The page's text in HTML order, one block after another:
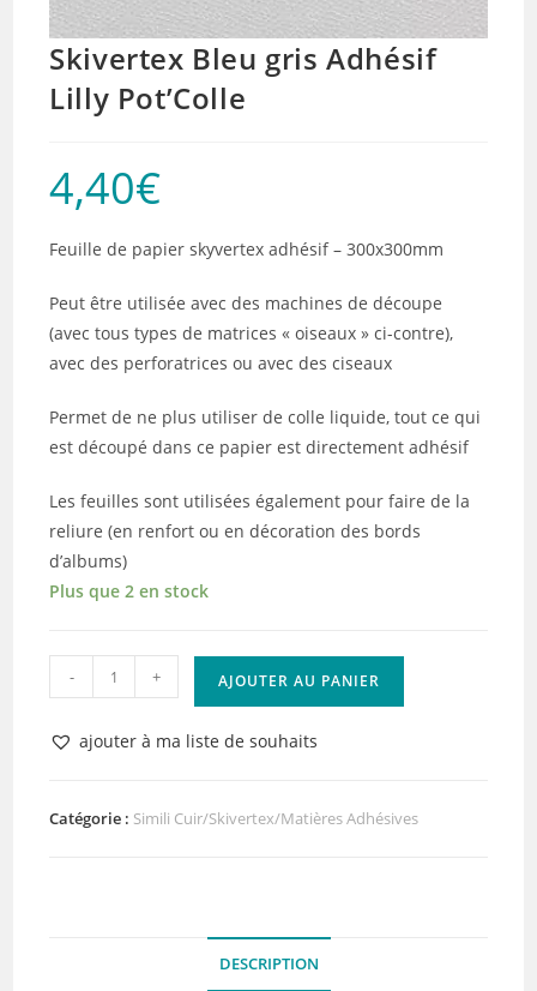
Skivertex Bleu gris Adhésif
Lilly Pot’Colle
4,40€
Feuille de papier skyvertex adhésif – 300x300mm
Peut être utilisée avec des machines de découpe
(avec tous types de matrices « oiseaux » ci-contre),
avec des perforatrices ou avec des ciseaux
Permet de ne plus utiliser de colle liquide, tout ce qui
est découpé dans ce papier est directement adhésif
Les feuilles sont utilisées également pour faire de la
reliure (en renfort ou en décoration des bords
d’albums)
Plus que 2 en stock
quantité
de
Skivertex
Adhésif
- + AJOUTER AU PANIER
ajouter à ma liste de souhaits
Catégorie : Simili Cuir/Skivertex/Matières Adhésives
DESCRIPTION